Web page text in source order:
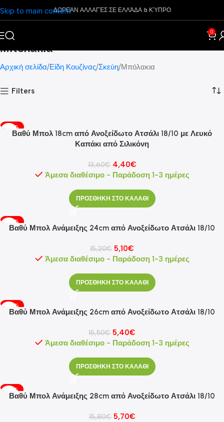
Skip to main contentΔΩΡΕΆΝ ΑΛΛΑΓΈΣ ΣΕ ΕΛΛΆΔΑ & ΚΎΠΡΟ
0
Μπόλακια
Αρχική σελίδα Είδη Κουζίνας Σκεύη Μπόλακια
Filters
-68%
Βαθύ Μπολ 18cm από Ανοξείδωτο Ατσάλι 18/10 με Λευκό
Καπάκι από Σιλικόνη
13,60€ 4,40€
Άμεσα διαθέσιμο - Παράδοση 1-3 ημέρες
ΠΡΟΣΘΗΚΗ ΣΤΟ ΚΑΛΑΘΙ
-66%
Βαθύ Μπολ Ανάμειξης 24cm από Ανοξείδωτο Ατσάλι 18/10
15,20€ 5,10€
Άμεσα διαθέσιμο - Παράδοση 1-3 ημέρες
ΠΡΟΣΘΗΚΗ ΣΤΟ ΚΑΛΑΘΙ
-65%
Βαθύ Μπολ Ανάμειξης 26cm από Ανοξείδωτο Ατσάλι 18/10
15,50€ 5,40€
Άμεσα διαθέσιμο - Παράδοση 1-3 ημέρες
ΠΡΟΣΘΗΚΗ ΣΤΟ ΚΑΛΑΘΙ
-64%
Βαθύ Μπολ Ανάμειξης 28cm από Ανοξείδωτο Ατσάλι 18/10
15,80€ 5,70€